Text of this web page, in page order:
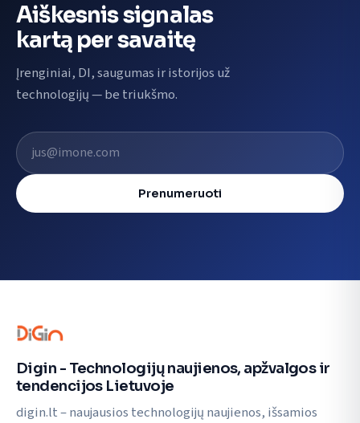
Aiškesnis signalas
kartą per savaitę
Įrenginiai, DI, saugumas ir istorijos už
technologijų — be triukšmo.
El. pašto adresas
Prenumeruoti
Digin - Technologijų naujienos, apžvalgos ir
tendencijos Lietuvoje
digin.lt – naujausios technologijų naujienos, išsamios